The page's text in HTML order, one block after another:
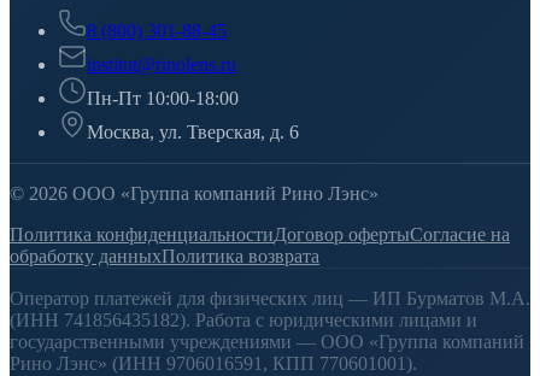
8 (800) 301-88-45
institut@rinolens.ru
Пн-Пт 10:00-18:00
Москва, ул. Тверская, д. 6
© 2026 ООО «Группа компаний Рино Лэнс»
Политика конфиденциальностиДоговор офертыСогласие на
обработку данныхПолитика возврата
Оператор платежей для физических лиц — ИП Бурматов М.А.
(ИНН 741856435182). Работа с юридическими лицами и
государственными учреждениями — ООО «Группа компаний
Рино Лэнс» (ИНН 9706016591, КПП 770601001).